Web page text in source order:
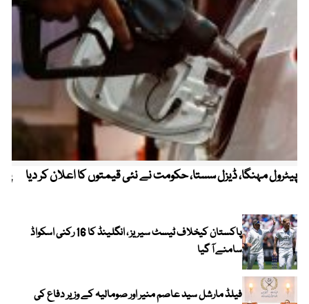
پیٹرول مہنگا، ڈیزل سستا، حکومت نے نئی قیمتوں کا اعلان کر دیا
پاکستان کیخلاف ٹیسٹ سیریز ، انگلینڈ کا 16 رکنی اسکواڈ
سامنے آ گیا
فیلڈ مارشل سید عاصم منیر اور صومالیہ کے وزیر دفاع کی